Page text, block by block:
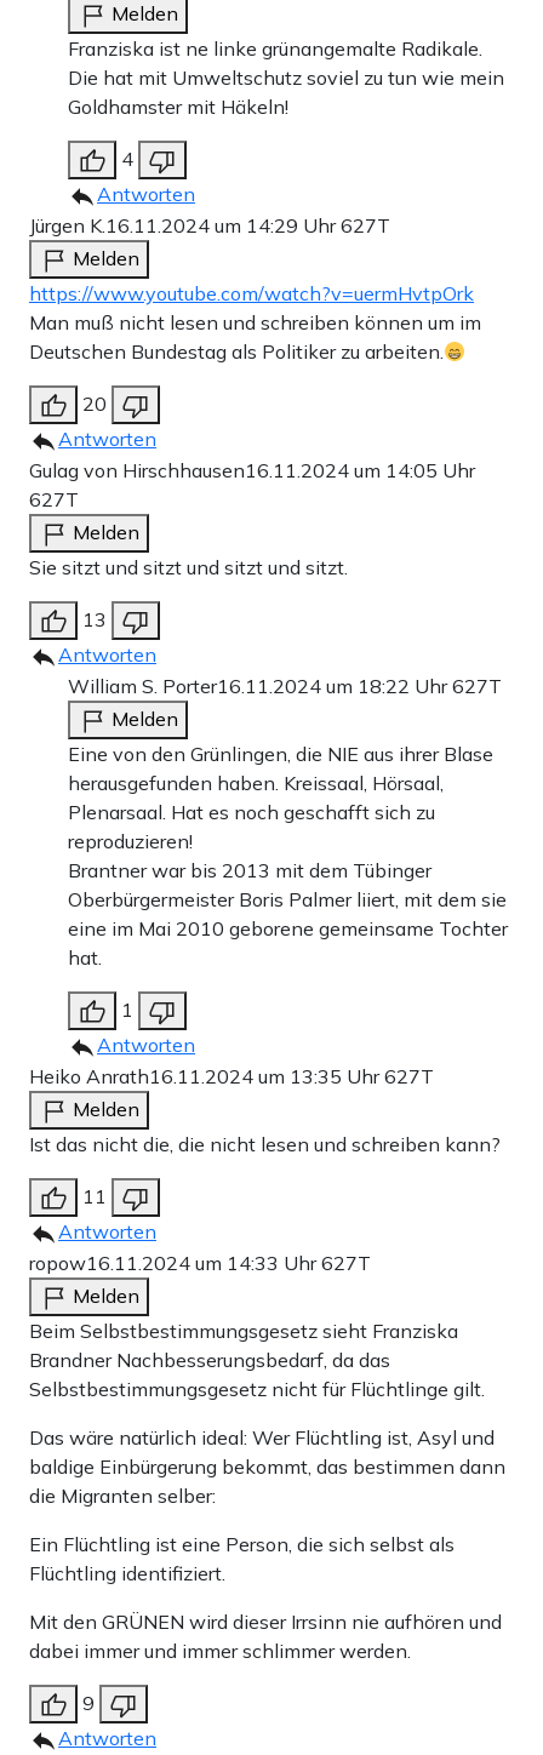
Melden
Franziska ist ne linke grünangemalte Radikale.
Die hat mit Umweltschutz soviel zu tun wie mein
Goldhamster mit Häkeln!
4
Antworten
Jürgen K.16.11.2024 um 14:29 Uhr627T
Melden
https://www.youtube.com/watch?v=uermHvtpOrk
Man muß nicht lesen und schreiben können um im
Deutschen Bundestag als Politiker zu arbeiten.
20
Antworten
Gulag von Hirschhausen16.11.2024 um 14:05 Uhr
627T
Melden
Sie sitzt und sitzt und sitzt und sitzt.
13
Antworten
William S. Porter16.11.2024 um 18:22 Uhr627T
Melden
Eine von den Grünlingen, die NIE aus ihrer Blase
herausgefunden haben. Kreissaal, Hörsaal,
Plenarsaal. Hat es noch geschafft sich zu
reproduzieren!
Brantner war bis 2013 mit dem Tübinger
Oberbürgermeister Boris Palmer liiert, mit dem sie
eine im Mai 2010 geborene gemeinsame Tochter
hat.
1
Antworten
Heiko Anrath16.11.2024 um 13:35 Uhr627T
Melden
Ist das nicht die, die nicht lesen und schreiben kann?
11
Antworten
ropow16.11.2024 um 14:33 Uhr627T
Melden
Beim Selbstbestimmungsgesetz sieht Franziska
Brandner Nachbesserungsbedarf, da das
Selbstbestimmungsgesetz nicht für Flüchtlinge gilt.
Das wäre natürlich ideal: Wer Flüchtling ist, Asyl und
baldige Einbürgerung bekommt, das bestimmen dann
die Migranten selber:
Ein Flüchtling ist eine Person, die sich selbst als
Flüchtling identifiziert.
Mit den GRÜNEN wird dieser Irrsinn nie aufhören und
dabei immer und immer schlimmer werden.
9
Antworten